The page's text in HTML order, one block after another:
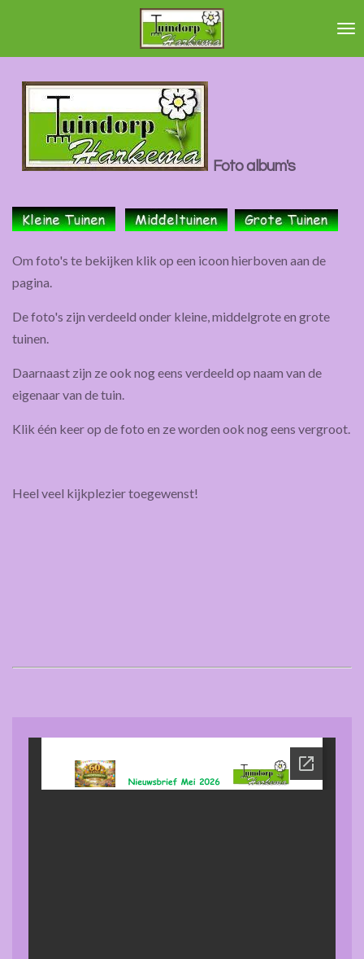
hoofdinhoud
Foto album's
Om foto's te bekijken klik op een icoon hierboven aan de
pagina.
De foto's zijn verdeeld onder kleine, middelgrote en grote
tuinen.
Daarnaast zijn ze ook nog eens verdeeld op naam van de
eigenaar van de tuin.
Klik één keer op de foto en ze worden ook nog eens vergroot.
Heel veel kijkplezier toegewenst!